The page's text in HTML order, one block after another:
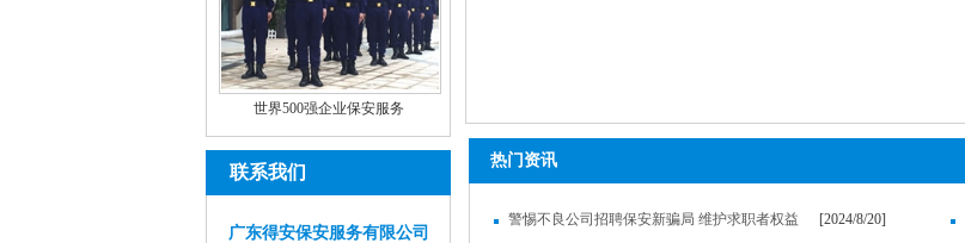
世界500强企业保安服务
联系我们
广东得安保安服务有限公司
热门资讯
警惕不良公司招聘保安新骗局 维护求职者权益 [2024/8/20]